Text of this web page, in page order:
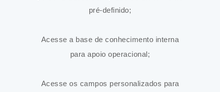
pré-definido;
Acesse a base de conhecimento interna
para apoio operacional;
Acesse os campos personalizados para